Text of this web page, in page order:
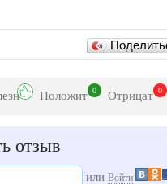
Положит 0 Отрицат 0
отзыв
илиВойти